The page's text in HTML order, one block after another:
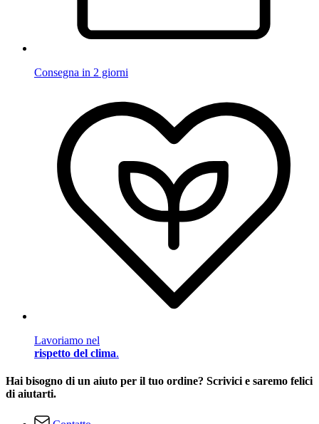
Consegna in 2 giorni
Lavoriamo nel
rispetto del clima.
Hai bisogno di un aiuto per il tuo ordine? Scrivici e saremo felici
di aiutarti.